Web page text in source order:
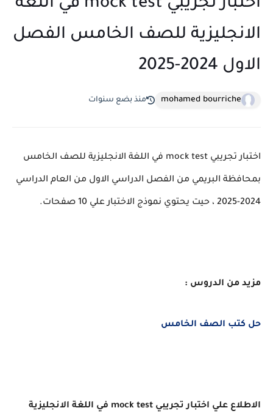
اختبار تجريبي mock test في اللغة
الانجليزية للصف الخامس الفصل
الاول 2024-2025
mohamed bourriche منذ بضع سنوات
اختبار تجريبي mock test في اللغة الانجليزية للصف الخامس
بمحافظة البريمي من الفصل الدراسي الاول من العام الدراسي
2024-2025 ، حيت يحتوي نموذج الاختبار علي 10 صفحات.
مزيد من الدروس :
حل كتب الصف الخامس
الاطلاع علي اختبار تجريبي mock test في اللغة الانجليزية